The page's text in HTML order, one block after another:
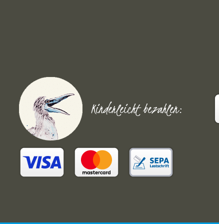
Kinderleicht bezahlen: